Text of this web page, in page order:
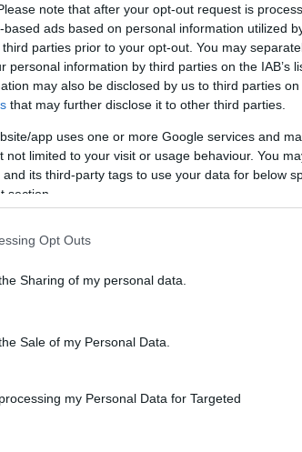
note that after your opt-out request is
ads based on personal information utilized
parties prior to your opt-out. You may
personal information by third parties on the IAB’s
may also be disclosed by us to third parties on
that may further disclose it to other third parties.
app uses one or more Google services and
not limited to your visit or usage behaviour. You
its third-party tags to use your data for below
section.
Opt Outs
Sharing of my personal data.
Sale of my Personal Data.
my Personal Data for Targeted
a
a vezető
Manson-